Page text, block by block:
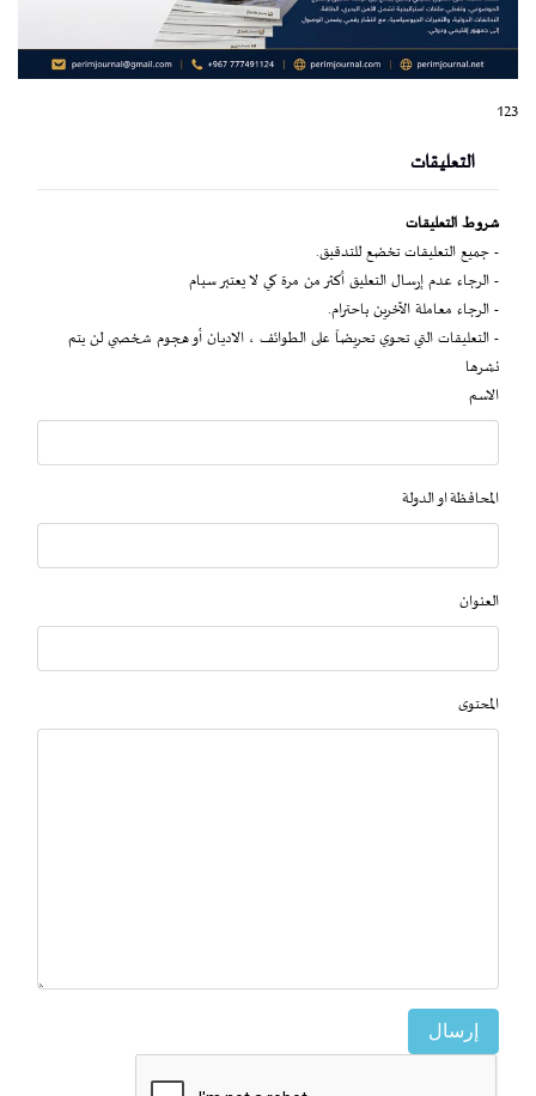
123
التعليقات
شروط التعليقات
- جميع التعليقات تخضع للتدقيق.
- الرجاء عدم إرسال التعليق أكثر من مرة كي لا يعتبر سبام
- الرجاء معاملة الآخرين باحترام.
- التعليقات التي تحوي تحريضاً على الطوائف ، الاديان أو هجوم شخصي لن يتم
نشرها
الاسم
المحافظة او الدولة
العنوان
المحتوى
إرسال